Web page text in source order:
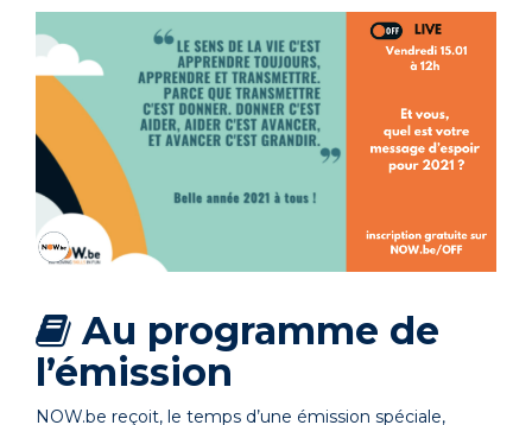
Au programme de
l’émission
NOW.be reçoit, le temps d’une émission spéciale,